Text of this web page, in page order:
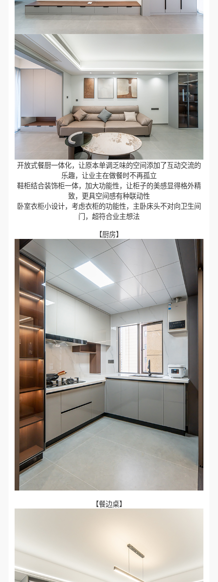
开放式餐厨一体化，让原本单调乏味的空间添加了互动交流的
乐趣，让业主在做餐时不再孤立
鞋柜结合装饰柜一体，加大功能性，让柜子的美感显得格外精
致，更具空间感有种联动性
卧室衣柜小设计，考虑衣柜的功能性，主卧床头不对向卫生间
门，超符合业主想法
【厨房】
【餐边桌】